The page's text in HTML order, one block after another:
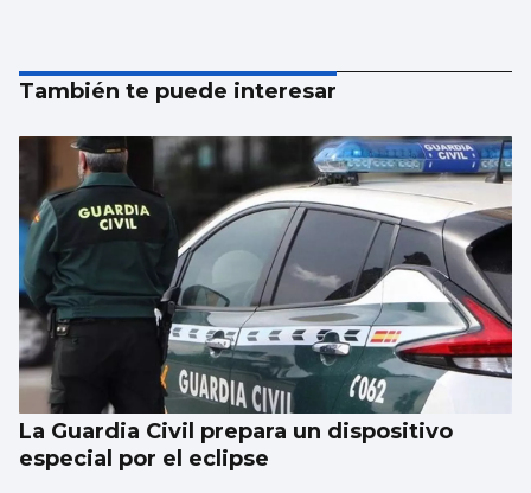
También te puede interesar
La Guardia Civil prepara un dispositivo
especial por el eclipse